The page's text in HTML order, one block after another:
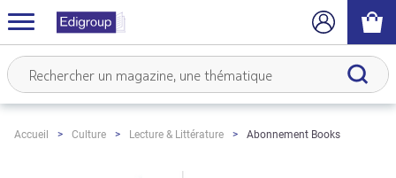
Accueil Culture Lecture & Littérature Abonnement Books